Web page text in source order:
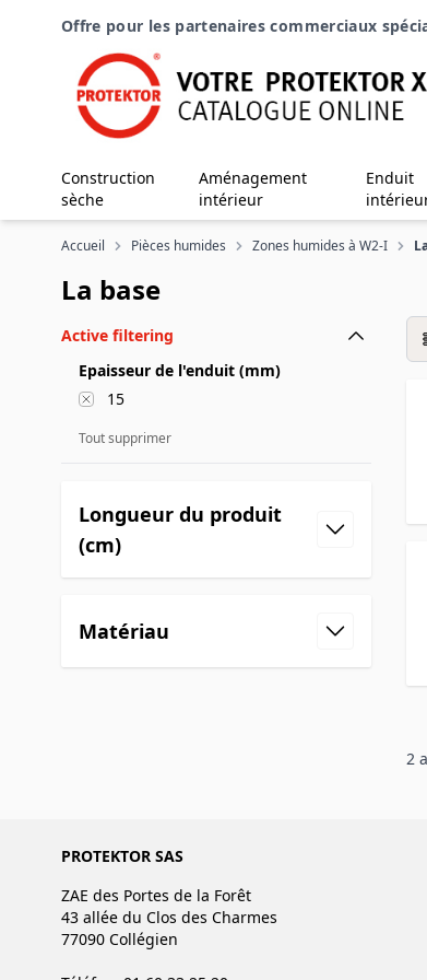
Offre pour les partenaires commerciaux
Construction
sèche
Aménagement
intérieur
Enduit
Accueil Pièces humides Zones humides à W2-I
La base
Active filtering
Epaisseur de l'enduit (mm)
15
Tout supprimer
Longueur du produit
(cm)
Matériau
2
PROTEKTOR SAS
ZAE des Portes de la Forêt
43 allée du Clos des Charmes
77090 Collégien